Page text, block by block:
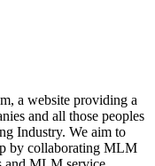
a website providing a
and all those peoples
Industry. We aim to
by collaborating MLM